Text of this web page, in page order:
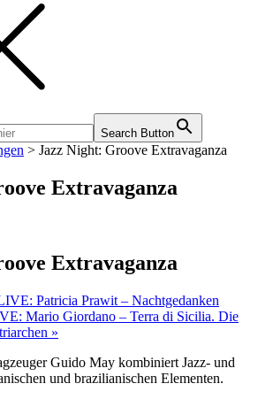
Search Button
> Jazz Night: Groove Extravaganza
Extravaganza
Extravaganza
Patricia Prawit – Nachtgedanken
Mario Giordano – Terra di Sicilia. Die
»
Guido May kombiniert Jazz- und
und brazilianischen Elementen.